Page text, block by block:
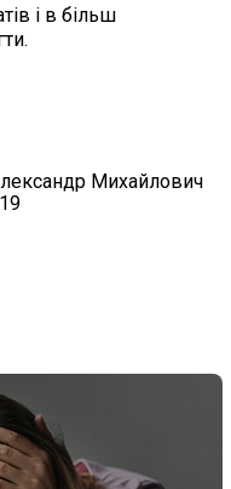
і в більш
Михайлович